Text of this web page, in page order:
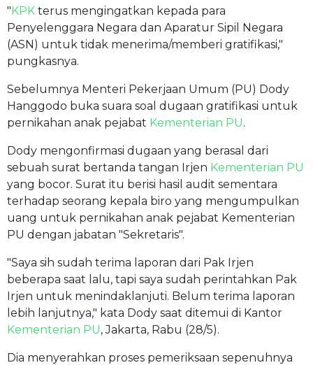
"KPK terus mengingatkan kepada para
Penyelenggara Negara dan Aparatur Sipil Negara
(ASN) untuk tidak menerima/memberi gratifikasi,"
pungkasnya.
Sebelumnya Menteri Pekerjaan Umum (PU) Dody
Hanggodo buka suara soal dugaan gratifikasi untuk
pernikahan anak pejabat Kementerian PU.
Dody mengonfirmasi dugaan yang berasal dari
sebuah surat bertanda tangan Irjen Kementerian PU
yang bocor. Surat itu berisi hasil audit sementara
terhadap seorang kepala biro yang mengumpulkan
uang untuk pernikahan anak pejabat Kementerian
PU dengan jabatan "Sekretaris".
"Saya sih sudah terima laporan dari Pak Irjen
beberapa saat lalu, tapi saya sudah perintahkan Pak
Irjen untuk menindaklanjuti. Belum terima laporan
lebih lanjutnya," kata Dody saat ditemui di Kantor
Kementerian PU, Jakarta, Rabu (28/5).
Dia menyerahkan proses pemeriksaan sepenuhnya